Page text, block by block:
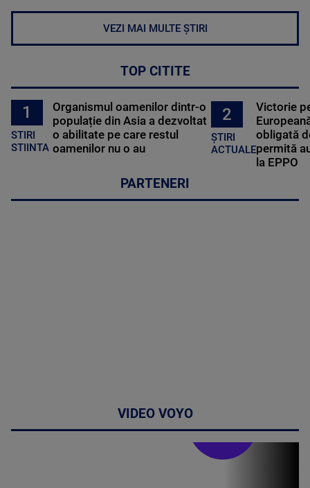
VEZI MAI MULTE ȘTIRI
TOP CITITE
1
STIRI
STIINTA
Organismul oamenilor dintr-o
populație din Asia a dezvoltat
o abilitate pe care restul
oamenilor nu o au
2
ȘTIRI
ACTUALE
Victorie
obligată
permită
la EPPO
PARTENERI
VIDEO VOYO